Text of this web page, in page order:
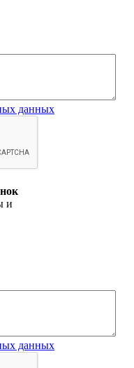
данных
и
данных